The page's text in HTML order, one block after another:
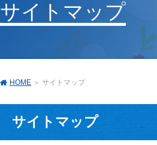
サイトマップ
HOME ＞ サイトマップ
サイトマップ